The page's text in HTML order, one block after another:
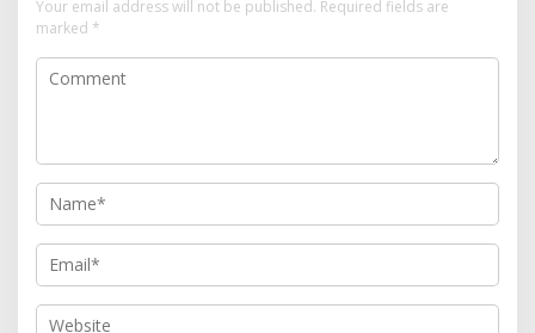
Your email address will not be published. Required fields are
marked *